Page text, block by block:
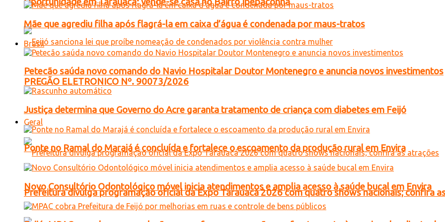
PREGÃO ELETRONICO Nº. 90073/2026
Geral
Prefeitura divulga programação oficial da Expo Tarauacá 2026 com quatro shows nacionais; confira
Mãe que agrediu filha após flagrá-la em caixa d’água é condenada por maus-tratos
Brasil
Petecão saúda novo comando do Navio Hospitalar Doutor Montenegro e anuncia novos investimentos
Justiça determina que Governo do Acre garanta tratamento de criança com diabetes em Feijó
Ponte no Ramal do Marajá é concluída e fortalece o escoamento da produção rural em Envira
Novo Consultório Odontológico móvel inicia atendimentos e amplia acesso à saúde bucal em Envira